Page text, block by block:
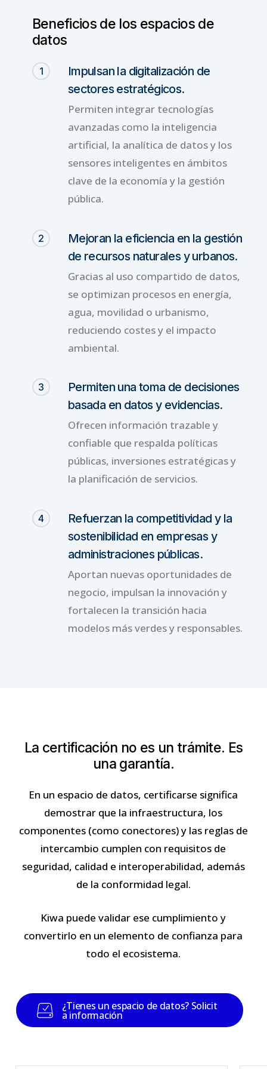
Beneficios de los espacios de
datos
1
Impulsan la digitalización de
sectores estratégicos.
Permiten integrar tecnologías
avanzadas como la inteligencia
artificial, la analítica de datos y los
sensores inteligentes en ámbitos
clave de la economía y la gestión
pública.
2
Mejoran la eficiencia en la gestión
de recursos naturales y urbanos.
Gracias al uso compartido de datos,
se optimizan procesos en energía,
agua, movilidad o urbanismo,
reduciendo costes y el impacto
ambiental.
3
Permiten una toma de decisiones
basada en datos y evidencias.
Ofrecen información trazable y
confiable que respalda políticas
públicas, inversiones estratégicas y
la planificación de servicios.
4
Refuerzan la competitividad y la
sostenibilidad en empresas y
administraciones públicas.
Aportan nuevas oportunidades de
negocio, impulsan la innovación y
fortalecen la transición hacia
modelos más verdes y responsables.
La certificación no es un trámite. Es
una garantía.
En un espacio de datos, certificarse significa
demostrar que la infraestructura, los
componentes (como conectores) y las reglas de
intercambio cumplen con requisitos de
seguridad, calidad e interoperabilidad, además
de la conformidad legal.
Kiwa puede validar ese cumplimiento y
convertirlo en un elemento de confianza para
todo el ecosistema.
¿Tienes un espacio de datos? Solicit
a información